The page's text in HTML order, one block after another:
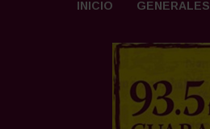
INICIO GENERALES